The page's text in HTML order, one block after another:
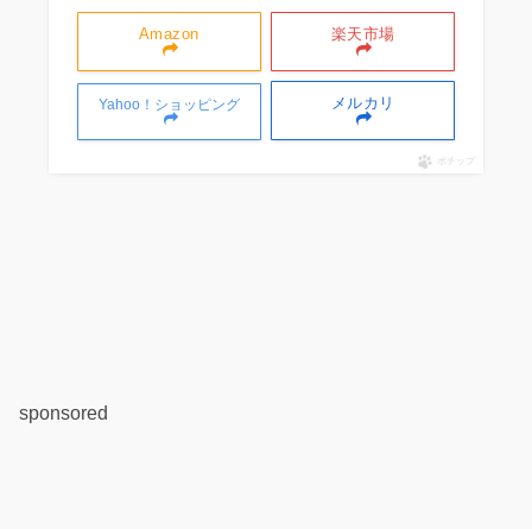
Amazon 楽天市場
Yahoo！ショッピング メルカリ
ポチップ
sponsored